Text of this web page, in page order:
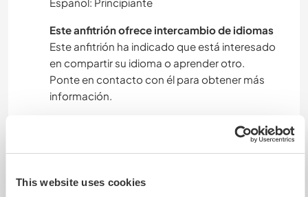
This website uses cookies
Este anfitrión ofrece intercambio de idiomas
Este anfitrión ha indicado que está interesado
en compartir su idioma o aprender otro.
Ponte en contacto con él para obtener más
información.
Alojamiento
It"s a chalet with 3 bedrooms : 2 with a